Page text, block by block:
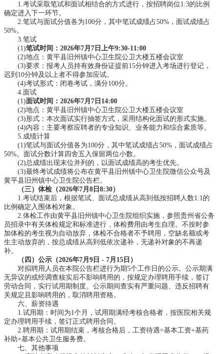
1.考试采取笔试和面试相结合的方式进行，按招聘岗位1:3的比例
确定进入下一环节。
2.笔试与面试分值各为100分，其中笔试成绩占50%，面试成绩占
50%。
3.笔试
(1)笔试时间：2026年7月7日上午9:30-11:00
(2)地点：黄平县旧州镇中心卫生院公卫大楼五楼会议室
(3)要求：报考人员持有效身份证提前15分钟进入考场进行登记，
迟到10分钟及以上者不得参加应试。
(4)考试形式：闭卷考试，满分100分。
4.面试
(1)面试时间：2026年7月7日14:00
(2)地点：黄平县旧州镇中心卫生院公卫大楼五楼会议室
(3)形式：本次面试实行抽签方式，采用结构化面试的形式实施。
(4)内容：主要考察应聘者的专业知识、业务能力和综合素质等。
5.成绩计算
(1)笔试与面试分值各为100分，其中笔试成绩占50%，面试成绩占
50%。面试分数计算四舍五入保留两位小数。
(2)总成绩出现末位并列的，以面试成绩高的考生优先。
(3)最终考试成绩将公布在黄平县旧州镇中心卫生院微信公众号及
黄平县旧州镇中心卫生院公告栏。
（三）体检（2026年7月8日8:30）
1.考试结束后，根据笔试、面试总成绩从高到低按招聘人数1:1的
比例确定入围体检对象。
2.体检工作由黄平县旧州镇中心卫生院组织实施，参照贵州省公务
员招录中有关体检规定和标准进行，体检费用由考生自理。不按时参
加体检的考生视为自动放弃，体检不合格者不予聘用，空缺名额或考
生主动放弃的，按总成绩从高到低依次递补，无递补对象的不再递
补。
（四）公示（2026年7月9日 - 7月15日）
对拟聘用人员在本院公告栏进行为期5个工作日的公示。公示期满
无异议的或经调查核实后不影响聘用的，按规定办理聘用手续，签订
劳动合同，实行试用期制度。公示期间查实有严重问题、违反招聘有
关规定且影响聘用的，取消聘用资格。
六、薪资待遇
1.试用期：时间为1个月，试用期满经考核合格者，按医院相关规
定办理聘用手续，签订正式聘用合同。
2.聘用期：试用期结束，考核合格后，工资待遇=基本工资+基药
补助+基本公共卫生服务费。
七、其他事项